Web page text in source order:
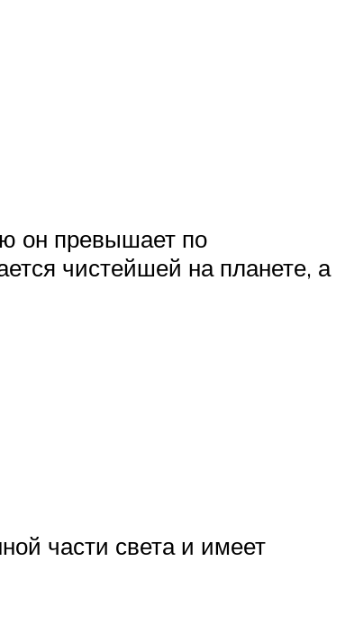
он превышает по
чистейшей на планете, а
части света и имеет